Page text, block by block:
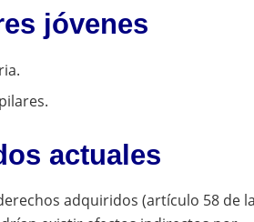
jóvenes
actuales
adquiridos (artículo 58 de la